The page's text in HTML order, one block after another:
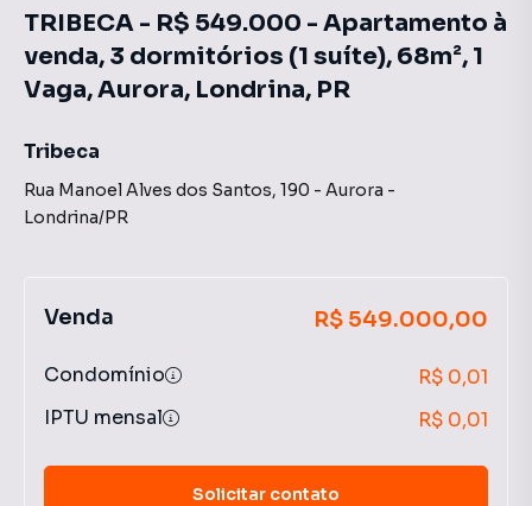
TRIBECA - R$ 549.000 - Apartamento à
venda, 3 dormitórios (1 suíte), 68m², 1
Vaga, Aurora, Londrina, PR
Tribeca
Rua Manoel Alves dos Santos, 190 - Aurora -
Londrina/PR
Venda R$ 549.000,00
Condomínio
R$ 0,01
IPTU mensal
R$ 0,01
Solicitar contato